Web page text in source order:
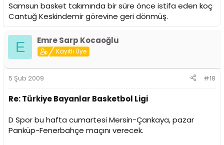
Samsun basket takımında bir süre önce istifa eden koç
Cantuğ Keskindemir görevine geri dönmüş.
E Emre Sarp Kocaoğlu
Kayıtlı Üye
5 Şub 2009 #18
Re: Türkiye Bayanlar Basketbol Ligi
D Spor bu hafta cumartesi Mersin-Çankaya, pazar
Panküp-Fenerbahçe maçını verecek.